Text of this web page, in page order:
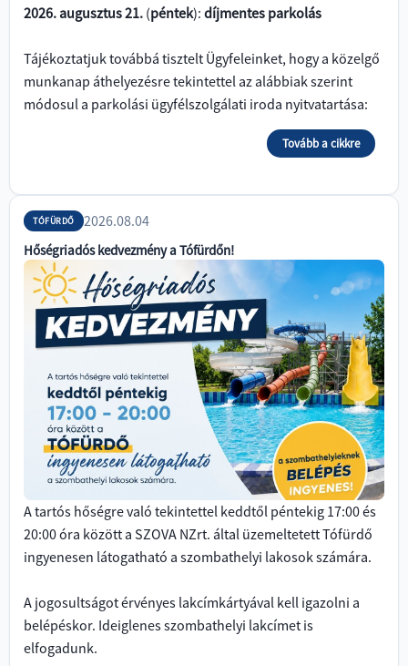
2026. augusztus 21. (péntek): díjmentes parkolás
Tájékoztatjuk továbbá tisztelt Ügyfeleinket, hogy a közelgő
munkanap áthelyezésre tekintettel az alábbiak szerint
módosul a parkolási ügyfélszolgálati iroda nyitvatartása:
Tovább a cikkre
TÓFÜRDŐ 2026.08.04
Hőségriadós kedvezmény a Tófürdőn!
A tartós hőségre való tekintettel keddtől péntekig 17:00 és
20:00 óra között a SZOVA NZrt. által üzemeltetett Tófürdő
ingyenesen látogatható a szombathelyi lakosok számára.
A jogosultságot érvényes lakcímkártyával kell igazolni a
belépéskor. Ideiglenes szombathelyi lakcímet is
elfogadunk.